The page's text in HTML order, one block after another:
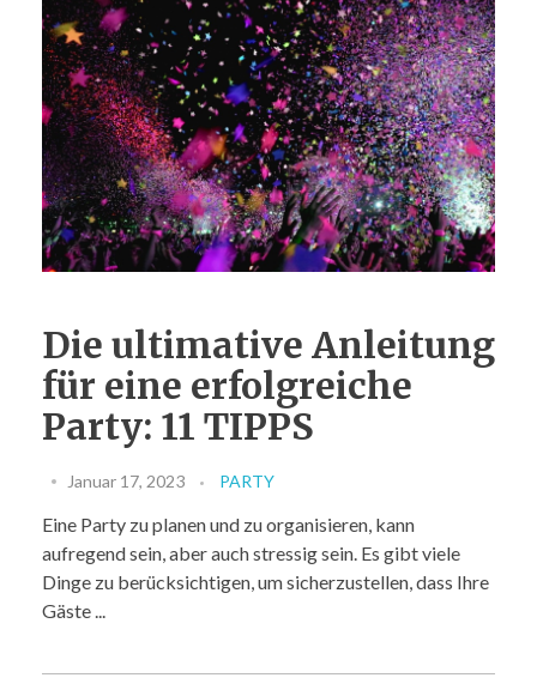
FIRMENEVENT
ESSEN
Die ultimative Anleitung
für eine erfolgreiche
Party: 11 TIPPS
Januar 17, 2023 PARTY
Eine Party zu planen und zu organisieren, kann
aufregend sein, aber auch stressig sein. Es gibt viele
Dinge zu berücksichtigen, um sicherzustellen, dass Ihre
Gäste ...